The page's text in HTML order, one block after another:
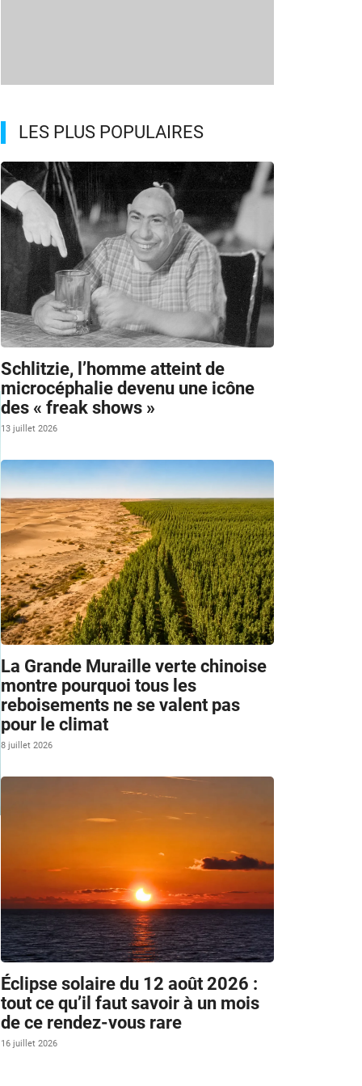
LES PLUS POPULAIRES
Schlitzie, l’homme atteint de
microcéphalie devenu une icône
des « freak shows »
13 juillet 2026
La Grande Muraille verte chinoise
montre pourquoi tous les
reboisements ne se valent pas
pour le climat
8 juillet 2026
Éclipse solaire du 12 août 2026 :
tout ce qu’il faut savoir à un mois
de ce rendez-vous rare
16 juillet 2026